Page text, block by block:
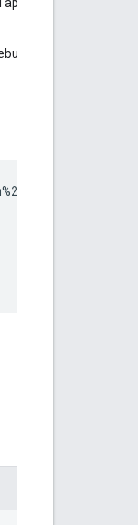
akan diurutkan